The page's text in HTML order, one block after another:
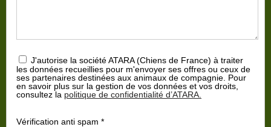
J'autorise la société ATARA (Chiens de France) à traiter
les données recueillies pour m'envoyer ses offres ou ceux de
ses partenaires destinées aux animaux de compagnie. Pour
en savoir plus sur la gestion de vos données et vos droits,
consultez la politique de confidentialité d’ATARA.
Vérification anti spam *